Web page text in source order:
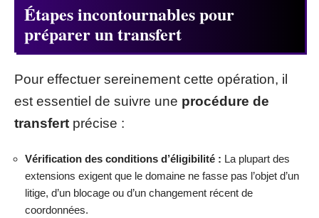
Étapes incontournables pour
préparer un transfert
Pour effectuer sereinement cette opération, il
est essentiel de suivre une procédure de
transfert précise :
Vérification des conditions d’éligibilité : La plupart des
extensions exigent que le domaine ne fasse pas l’objet d’un
litige, d’un blocage ou d’un changement récent de
coordonnées.